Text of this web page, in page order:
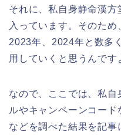
それに、私自身静命漢方
入っています。そのた
2023年、2024年と数多
用していくと思うんです
なので、ここでは、私
ルやキャンペーンコー
などを調べた結果を記事